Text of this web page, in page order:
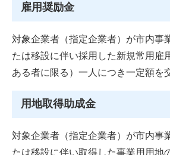
雇用奨励金
対象企業者（指定企業者）が市内事
たは移設に伴い採用した新規常用雇
ある者に限る）一人につき一定額を
用地取得助成金
対象企業者（指定企業者）が市内事
たは移設に伴い取得した事業用用地